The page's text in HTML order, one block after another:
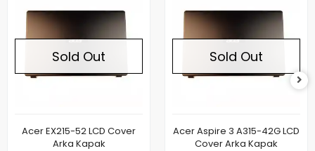
Sold Out
Acer EX215-52 LCD Cover
Arka Kapak
Sold Out
Acer Aspire 3 A315-42G LCD
Cover Arka Kapak